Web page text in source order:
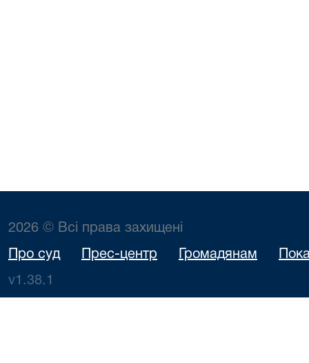
2026 © Всі права захищені
Про суд Прес-центр Громадянам
v1.38.1